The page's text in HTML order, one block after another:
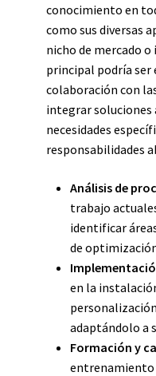
conocimiento en
como sus diversas
nicho de mercado
principal podría ser
colaboración con
integrar soluciones
necesidades
responsabilidades
Análisis de
trabajo
identificar
de
en la
adaptándolo a
Formación y
entrenamiento